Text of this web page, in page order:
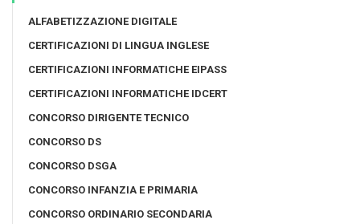
ALFABETIZZAZIONE DIGITALE
CERTIFICAZIONI DI LINGUA INGLESE
CERTIFICAZIONI INFORMATICHE EIPASS
CERTIFICAZIONI INFORMATICHE IDCERT
CONCORSO DIRIGENTE TECNICO
CONCORSO DS
CONCORSO DSGA
CONCORSO INFANZIA E PRIMARIA
CONCORSO ORDINARIO SECONDARIA